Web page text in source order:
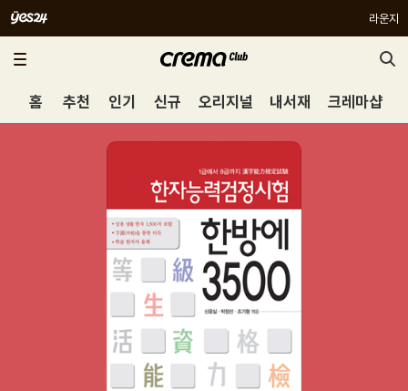
라운지
홈 추천 인기 신규 오리지널 내서재 크레마샵